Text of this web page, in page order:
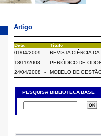
Artigo
Data
Título
01/04/2009
-
REVISTA CIÊNCIA DA
18/11/2008
-
PERIÓDICO DE
24/04/2008
- MODELO DE
PESQUISA BIBLIOTECA BASE